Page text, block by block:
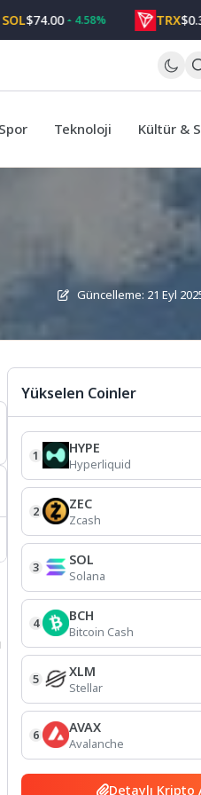
4.58% TRX$0.32 -
Teknoloji Kültür &
Güncelleme: 21 Eyl
Yükselen Coinler
1 HYPE
Hyperliquid
2 ZEC
Zcash
3 SOL
Solana
4 BCH
Bitcoin Cash
5 XLM
Stellar
6 AVAX
Avalanche
Detaylı Kripto